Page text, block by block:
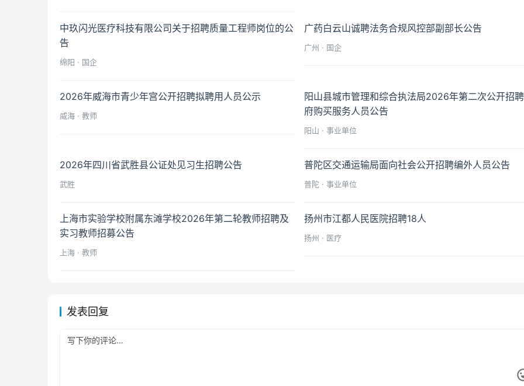
中玖闪光医疗科技有限公司关于招聘质量工程师岗位的公
告
绵阳 · 国企
广药白云山诚聘法务合规风控部副部长公告
广州 · 国企
2026年威海市青少年宫公开招聘拟聘用人员公示
威海 · 教师
阳山县城市管理和综合执法局2026年第二次公开招
府购买服务人员公告
阳山 · 事业单位
2026年四川省武胜县公证处见习生招聘公告
武胜
普陀区交通运输局面向社会公开招聘编外人员公告
普陀 · 事业单位
上海市实验学校附属东滩学校2026年第二轮教师招聘及
实习教师招募公告
上海 · 教师
扬州市江都人民医院招聘18人
扬州 · 医疗
发表回复